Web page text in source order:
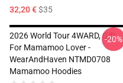
32,20 €$35
2026 World Tour 4WARD, Gift
For Mamamoo Lover -
WearAndHaven NTMD0708
Mamamoo Hoodies
-20%